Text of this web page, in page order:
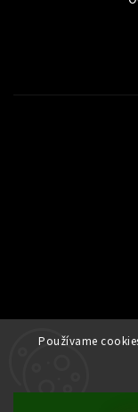
Používame